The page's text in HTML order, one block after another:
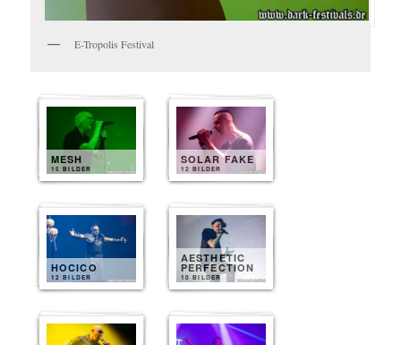
E-Tropolis Festival
MESH
15 BILDER
SOLAR FAKE
12 BILDER
HOCICO
12 BILDER
AESTHETIC
PERFECTION
10 BILDER